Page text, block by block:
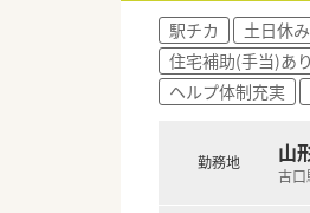
駅チカ 土日休
住宅補助(手当)あり
ヘルプ体制充実
勤務地 山
古口